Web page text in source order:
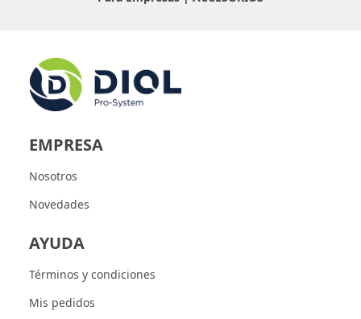
EMPRESA
Nosotros
Novedades
AYUDA
Términos y condiciones
Mis pedidos